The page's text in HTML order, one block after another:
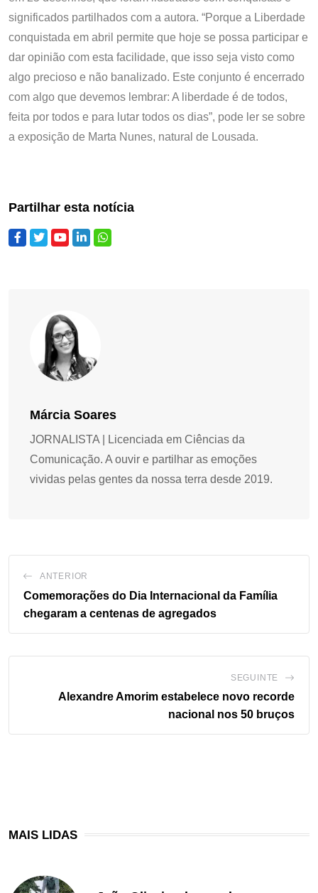
significados partilhados com a autora. “Porque a Liberdade
conquistada em abril permite que hoje se possa participar e
dar opinião com esta facilidade, que isso seja visto como
algo precioso e não banalizado. Este conjunto é encerrado
com algo que devemos lembrar: A liberdade é de todos,
feita por todos e para lutar todos os dias”, pode ler se sobre
a exposição de Marta Nunes, natural de Lousada.
Partilhar esta notícia
Márcia Soares
JORNALISTA | Licenciada em Ciências da
Comunicação. A ouvir e partilhar as emoções
vividas pelas gentes da nossa terra desde 2019.
ANTERIOR
Comemorações do Dia Internacional da Família
chegaram a centenas de agregados
SEGUINTE
Alexandre Amorim estabelece novo recorde
nacional nos 50 bruços
MAIS LIDAS